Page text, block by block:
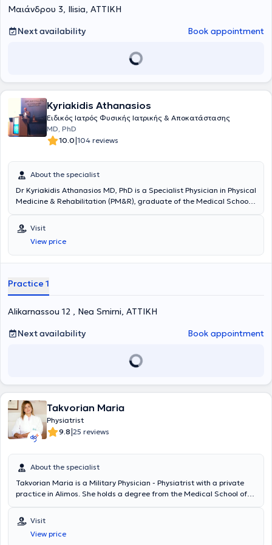
BIOIATRIKI.
Mαιάνδρου 3, Ilisia, ΑΤΤΙΚΗ
Next availability
Book appointment
Kyriakidis Athanasios
Ειδικός Ιατρός Φυσικής Ιατρικής & Αποκατάστασης
MD, PhD
10.0|104 reviews
About the specialist
Dr Kyriakidis Athanasios MD, PhD is a Specialist Physician in Physical
Medicine & Rehabilitation (PM&R), graduate of the Medical School
outstanding PhD graduate of the Medical School of the University
of Patras. He maintains a private practice in Nea Smyrni. He has
specialized in the United Kingdom in spinal cord and spinal injuries
as well as in sports injury rehabilitation. In his clinic, he manages
on scientifically validated evidence.
Visit
View price
Practice 1
Alikarnassou 12 , Nea Smirni, ΑΤΤΙΚΗ
Next availability
Book appointment
Takvorian Maria
Physiatrist
9.8|25 reviews
About the specialist
Takvorian Maria is a Military Physician - Physiatrist with a private
practice in Alimos. She holds a degree from the Medical School of
Officers School of Corps. She is the Director of the Physical
Medicine and Rehabilitation Department at the Central Clinics of
Athens of the Hellenic Police. Additionally, she is the Scientific
Visit
View price